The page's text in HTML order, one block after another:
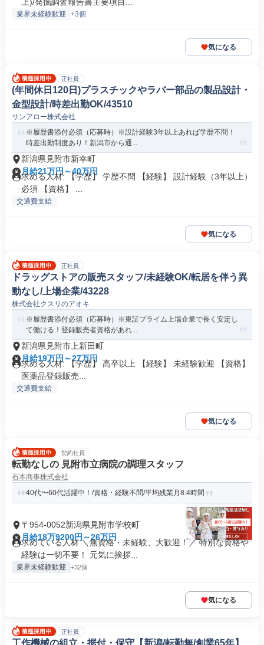
業界未経験歓迎 +3個
気になる
正社員
(年間休日120日)プラスチックやラバー部品の製品設計・
金型設計/時差出勤OK/43510
サンアロー株式会社
※履歴書添付必須（応募時）※設計経験3年以上あれば学歴不問！
時差出勤制度あり！新潟市から通...
新潟県見附市新幸町
月給21万円～40万円
求める人材: 【学歴】 学歴不問 【経験】 設計経験（3年以上）
必須 【資格】 ...
交通費支給
気になる
正社員
ドラッグストアの販売スタッフ/未経験OK/転居を伴う異
動なし/上場企業/43228
株式会社クスリのアオキ
※履歴書添付必須（応募時）※東証プライム上場企業で長く安定し
て働ける！登録販売者資格があれ...
新潟県見附市上新田町
月給19万円～27万円
求める人材: 【学歴】 高卒以上 【経験】 未経験歓迎 【資格】
医薬品登録販売...
交通費支給
気になる
契約社員
転勤なしの 見附市立病院の調理スタッフ
石本商事株式会社
40代〜60代活躍中！/資格・経験不問/平均残業月8.4時間
〒954-0052新潟県見附市学校町
月給18万9200円～26万円
求めている人材 ＼無資格・未経験、大歓迎！／ 特別な資格や
経験は一切不要！ 元気に挨拶...
業界未経験歓迎 +32個
気になる
正社員
工作機械の組立・据付・保守【新潟/転勤無/創業65年】